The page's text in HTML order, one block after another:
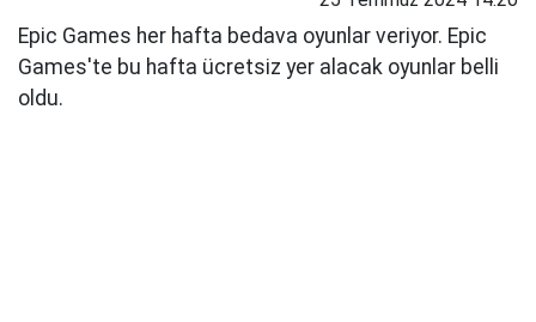
Epic Games her hafta bedava oyunlar veriyor. Epic
Games'te bu hafta ücretsiz yer alacak oyunlar belli
oldu.